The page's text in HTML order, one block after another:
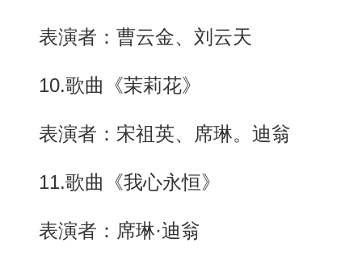
表演者：曹云金、刘云天
10.歌曲《茉莉花》
表演者：宋祖英、席琳。迪翁
11.歌曲《我心永恒》
表演者：席琳·迪翁